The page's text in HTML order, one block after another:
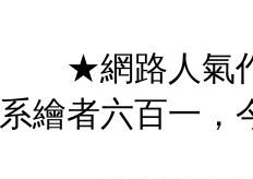
★網路人氣作
系繪者六百一，